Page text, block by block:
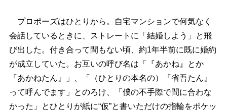
プロポーズはひとりから。自宅マンションで何気なく
会話しているときに、ストレートに「結婚しよう」と飛
び出した。付き合って間もない頃、約1年半前に既に婚約
が成立していた。お互いの呼び名は「『あかね』とか
『あかねたん』」、「（ひとりの本名の）『省吾たん』
って呼んでます」とのろけ、「僕の不手際で間に合わな
かった」とひとりが紙に“仮”と書いただけの指輪をポケッ